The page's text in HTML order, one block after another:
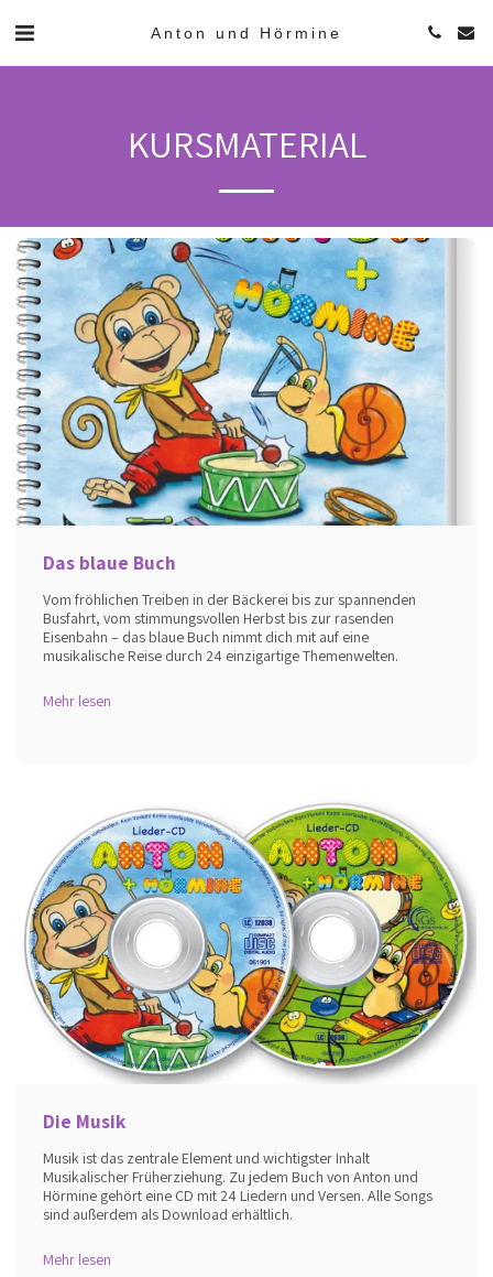
Anton und Hörmine
KURSMATERIAL
Das blaue Buch
Vom fröhlichen Treiben in der Bäckerei bis zur spannenden
Busfahrt, vom stimmungsvollen Herbst bis zur rasenden
Eisenbahn – das blaue Buch nimmt dich mit auf eine
musikalische Reise durch 24 einzigartige Themenwelten.
Mehr lesen
Die Musik
Musik ist das zentrale Element und wichtigster Inhalt
Musikalischer Früherziehung. Zu jedem Buch von Anton und
Hörmine gehört eine CD mit 24 Liedern und Versen. Alle Songs
sind außerdem als Download erhältlich.
Mehr lesen